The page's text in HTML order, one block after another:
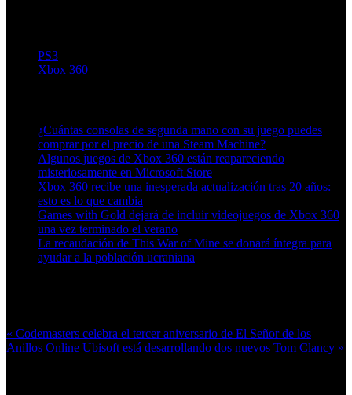
PS3
Xbox 360
¿Cuántas consolas de segunda mano con su juego puedes
comprar por el precio de una Steam Machine?
Algunos juegos de Xbox 360 están reapareciendo
misteriosamente en Microsoft Store
Xbox 360 recibe una inesperada actualización tras 20 años:
esto es lo que cambia
Games with Gold dejará de incluir videojuegos de Xbox 360
una vez terminado el verano
La recaudación de This War of Mine se donará íntegra para
ayudar a la población ucraniana
« Codemasters celebra el tercer aniversario de El Señor de los
Anillos Online Ubisoft está desarrollando dos nuevos Tom Clancy »